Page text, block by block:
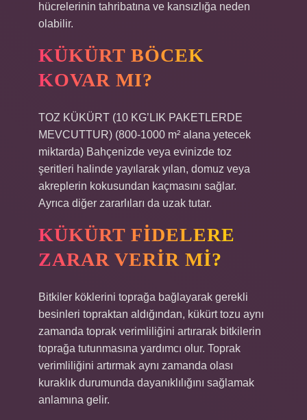
hücrelerinin tahribatına ve kansızlığa neden
olabilir.
KÜKÜRT BÖCEK
KOVAR MI?
TOZ KÜKÜRT (10 KG’LIK PAKETLERDE
MEVCUTTUR) (800-1000 m² alana yetecek
miktarda) Bahçenizde veya evinizde toz
şeritleri halinde yayılarak yılan, domuz veya
akreplerin kokusundan kaçmasını sağlar.
Ayrıca diğer zararlıları da uzak tutar.
KÜKÜRT FIDELERE
ZARAR VERIR MI?
Bitkiler köklerini toprağa bağlayarak gerekli
besinleri topraktan aldığından, kükürt tozu aynı
zamanda toprak verimliliğini artırarak bitkilerin
toprağa tutunmasına yardımcı olur. Toprak
verimliliğini artırmak aynı zamanda olası
kuraklık durumunda dayanıklılığını sağlamak
anlamına gelir.